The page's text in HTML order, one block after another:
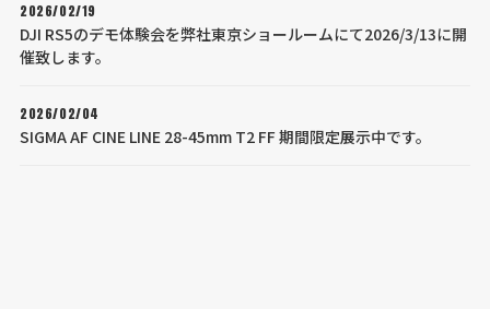
2026/02/19
DJI RS5のデモ体験会を弊社東京ショールームにて2026/3/13に開
催致します。
2026/02/04
SIGMA AF CINE LINE 28-45mm T2 FF 期間限定展示中です。